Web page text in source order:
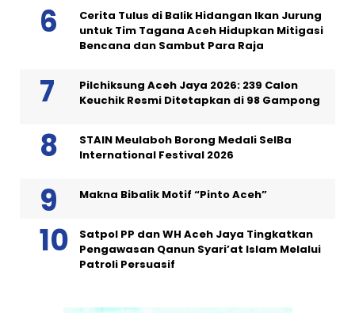
Cerita Tulus di Balik Hidangan Ikan Jurung
untuk Tim Tagana Aceh Hidupkan Mitigasi
Bencana dan Sambut Para Raja
Pilchiksung Aceh Jaya 2026: 239 Calon
Keuchik Resmi Ditetapkan di 98 Gampong
STAIN Meulaboh Borong Medali SeIBa
International Festival 2026
Makna Bibalik Motif “Pinto Aceh”
Satpol PP dan WH Aceh Jaya Tingkatkan
Pengawasan Qanun Syari’at Islam Melalui
Patroli Persuasif